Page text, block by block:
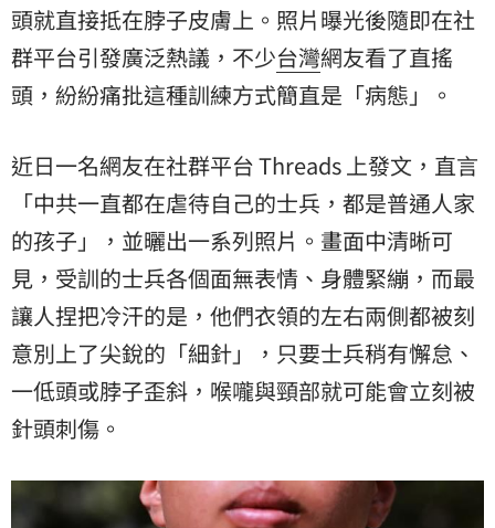
頭就直接抵在脖子皮膚上。照片曝光後隨即在社
群平台引發廣泛熱議，不少台灣網友看了直搖
頭，紛紛痛批這種訓練方式簡直是「病態」。
近日一名網友在社群平台 Threads 上發文，直言
「中共一直都在虐待自己的士兵，都是普通人家
的孩子」，並曬出一系列照片。畫面中清晰可
見，受訓的士兵各個面無表情、身體緊繃，而最
讓人捏把冷汗的是，他們衣領的左右兩側都被刻
意別上了尖銳的「細針」，只要士兵稍有懈怠、
一低頭或脖子歪斜，喉嚨與頸部就可能會立刻被
針頭刺傷。